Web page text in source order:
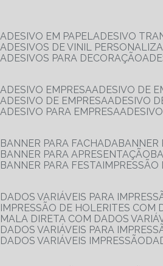
ADESIVO EM PAPEL
ADESIVO
ADESIVOS DE VINIL
ADESIVOS PARA DECORAÇÃO
ADESIVO EMPRESA
ADESIVO DE
ADESIVO DE EMPRESA
ADESIVO
ADESIVO PARA EMPRESA
BANNER PARA FACHADA
BANNER PARA APRESENTAÇÃO
BANNER PARA FESTA
DADOS VARIÁVEIS PARA
IMPRESSÃO DE HOLERITES COM
MALA DIRETA COM DADOS
DADOS VARIÁVEIS PARA
DADOS VARIÁVEIS IMPRESSÃO